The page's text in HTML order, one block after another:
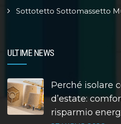
Sottotetto Sottomassetto
ULTIME NEWS
Perché isolare
d’estate:
risparmio